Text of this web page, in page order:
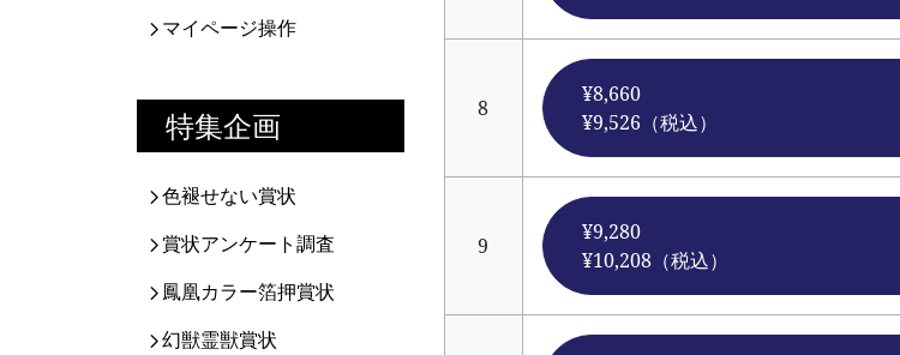
マイページ操作
特集企画
色褪せない賞状
賞状アンケート調査
鳳凰カラー箔押賞状
幻獣霊獣賞状
8
¥8,660
¥9,526（税込）
9
¥9,280
¥10,208（税込）